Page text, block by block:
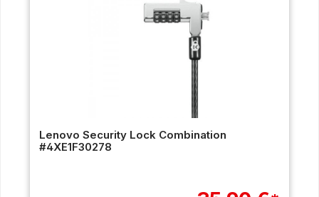
Lenovo Security Lock Combination
#4XE1F30278